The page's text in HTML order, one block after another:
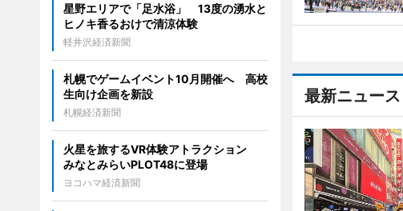
最新ニュース
星野エリアで「足水浴」 13度の湧水と
ヒノキ香るおけで清涼体験
軽井沢経済新聞
札幌でゲームイベント10月開催へ 高校
生向け企画を新設
札幌経済新聞
火星を旅するVR体験アトラクション
みなとみらいPLOT48に登場
ヨコハマ経済新聞